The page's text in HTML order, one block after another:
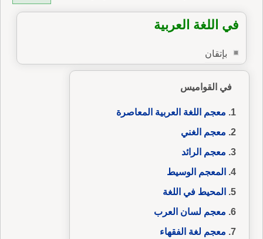
في اللغة العربية
بإتقان
في القواميس
معجم اللغة العربية المعاصرة
معجم الغني
معجم الرائد
المعجم الوسيط
المحيط في اللغة
معجم لسان العرب
معجم لغة الفقهاء